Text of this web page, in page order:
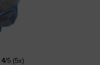
4/5 (5x)